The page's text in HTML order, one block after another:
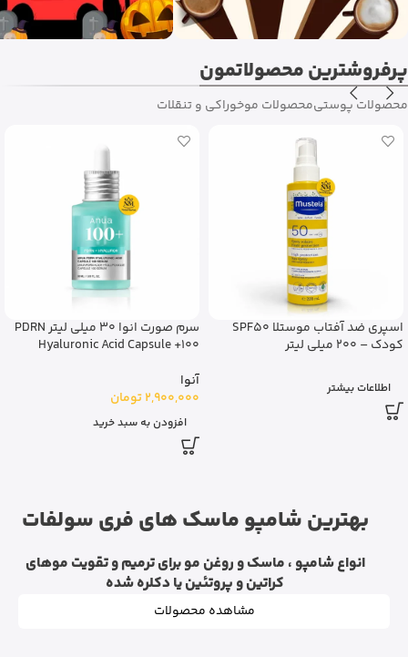
پرفروشترین محصولاتمون
محصولات پوستیمحصولات موخوراکی و تنقلات
جدید
ژل شستشوی بدن ویکتوریا سکرت
ویکتوریا سکرت
1,450,000
آبرسان کلینیک 100 ساعته Moisture
Surge Clinique
کلینیک
5,600,000 تومان
افزودن به سبد خرید
بهترین شامپو ماسک های فری سولفات
انواع شامپو ، ماسک و روغن مو برای ترمیم و تقویت موهای
کراتین و پروتئین یا دکلره شده
مشاهده محصولات